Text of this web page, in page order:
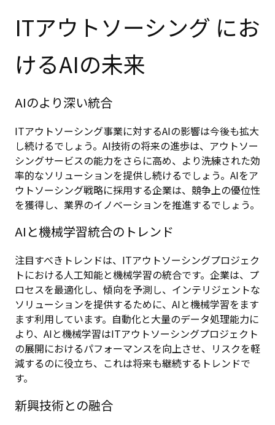
ITアウトソーシング にお
けるAIの未来
AIのより深い統合
ITアウトソーシング事業に対するAIの影響は今後も拡大
し続けるでしょう。AI技術の将来の進歩は、アウトソー
シングサービスの能力をさらに高め、より洗練された効
率的なソリューションを提供し続けるでしょう。AIをア
ウトソーシング戦略に採用する企業は、競争上の優位性
を獲得し、業界のイノベーションを推進するでしょう。
AIと機械学習統合のトレンド
注目すべきトレンドは、ITアウトソーシングプロジェク
トにおける人工知能と機械学習の統合です。企業は、プ
ロセスを最適化し、傾向を予測し、インテリジェントな
ソリューションを提供するために、AIと機械学習をます
ます利用しています。自動化と大量のデータ処理能力に
より、AIと機械学習はITアウトソーシングプロジェクト
の展開におけるパフォーマンスを向上させ、リスクを軽
減するのに役立ち、これは将来も継続するトレンドで
す。
新興技術との融合